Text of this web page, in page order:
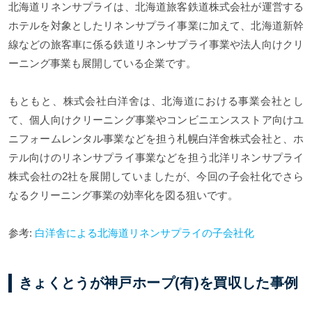
北海道リネンサプライは、北海道旅客鉄道株式会社が運営する
ホテルを対象としたリネンサプライ事業に加えて、北海道新幹
線などの旅客車に係る鉄道リネンサプライ事業や法人向けクリ
ーニング事業も展開している企業です。
もともと、株式会社白洋舍は、北海道における事業会社とし
て、個人向けクリーニング事業やコンビニエンスストア向けユ
ニフォームレンタル事業などを担う札幌白洋舍株式会社と、ホ
テル向けのリネンサプライ事業などを担う北洋リネンサプライ
株式会社の2社を展開していましたが、今回の子会社化でさら
なるクリーニング事業の効率化を図る狙いです。
参考: 白洋舎による北海道リネンサプライの子会社化
きょくとうが神戸ホープ(有)を買収した事例